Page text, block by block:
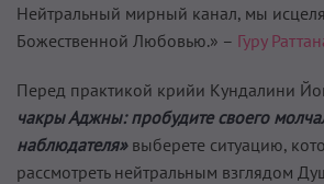
Нейтральный мирный канал, мы
Божественной Любовью.» – Гуру
Перед практикой крийи Кундалини
чакры Аджны: пробудите своего
наблюдателя»выберете ситуацию,
рассмотреть нейтральным взглядом